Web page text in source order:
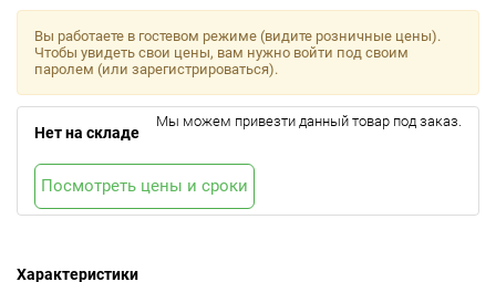
Характеристики
Вы работаете в гостевом режиме (видите розничные цены).
Чтобы увидеть свои цены, вам нужно войти под своим
паролем (или зарегистрироваться).
Нет на складе
Мы можем привезти данный товар под заказ.
Посмотреть цены и сроки